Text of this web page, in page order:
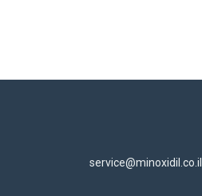
service@minoxidil.co.il